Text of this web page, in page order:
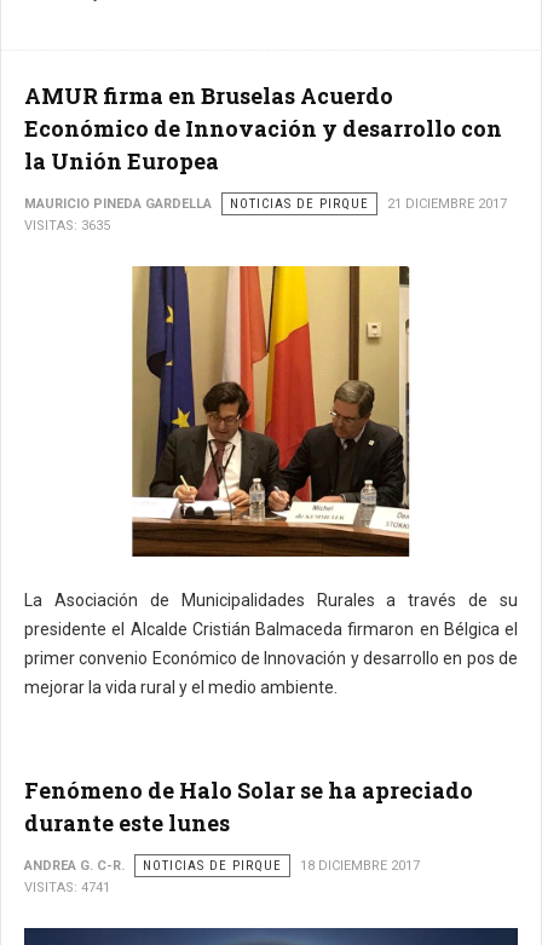
AMUR firma en Bruselas Acuerdo
Económico de Innovación y desarrollo con
la Unión Europea
MAURICIO PINEDA GARDELLA NOTICIAS DE PIRQUE
21 DICIEMBRE 2017
VISITAS: 3635
La Asociación de Municipalidades Rurales a través de su
presidente el Alcalde Cristián Balmaceda firmaron en Bélgica el
primer convenio Económico de Innovación y desarrollo en pos de
mejorar la vida rural y el medio ambiente.
Fenómeno de Halo Solar se ha apreciado
durante este lunes
ANDREA G. C-R. NOTICIAS DE PIRQUE
18 DICIEMBRE 2017
VISITAS: 4741